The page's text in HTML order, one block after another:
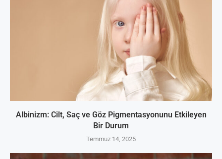
Albinizm: Cilt, Saç ve Göz Pigmentasyonunu Etkileyen
Bir Durum
Temmuz 14, 2025